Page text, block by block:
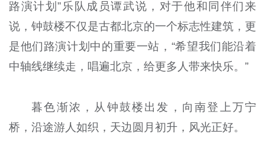
路演计划”乐队成员谭武说，对于他和同伴们来
说，钟鼓楼不仅是古都北京的一个标志性建筑，更
是他们路演计划中的重要一站，“希望我们能沿着
中轴线继续走，唱遍北京，给更多人带来快乐。”
暮色渐浓，从钟鼓楼出发，向南登上万宁
桥，沿途游人如织，天边圆月初升，风光正好。